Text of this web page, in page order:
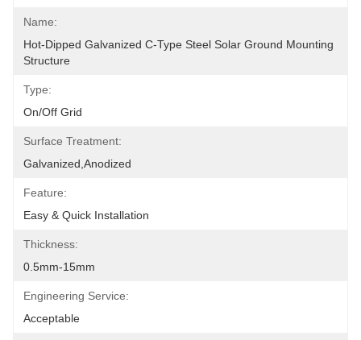
Name:
Hot-Dipped Galvanized C-Type Steel Solar Ground Mounting
Structure
Type:
On/off Grid
Surface Treatment:
Galvanized,Anodized
Feature:
Easy & Quick Installation
Thickness:
0.5mm-15mm
Engineering Service:
Acceptable